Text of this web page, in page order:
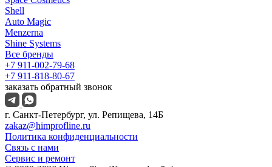
Shell
Auto Magic
Menzerna
Shine Systems
Все бренды
+7 911-002-79-68
+7 911-818-80-67
заказать обратный звонок
г. Санкт-Петербург, ул. Репищева, 14Б
zakaz@himprofline.ru
Политика конфиденциальности
Связь с нами
Сервис и ремонт